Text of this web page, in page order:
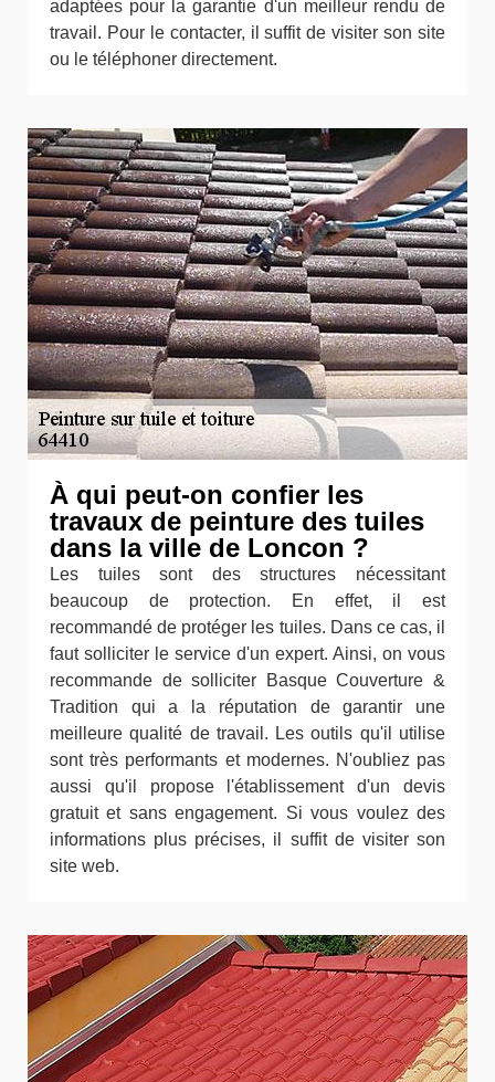
adaptées pour la garantie d'un meilleur rendu de
travail. Pour le contacter, il suffit de visiter son site
ou le téléphoner directement.
À qui peut-on confier les
travaux de peinture des tuiles
dans la ville de Loncon ?
Les tuiles sont des structures nécessitant
beaucoup de protection. En effet, il est
recommandé de protéger les tuiles. Dans ce cas, il
faut solliciter le service d'un expert. Ainsi, on vous
recommande de solliciter Basque Couverture &
Tradition qui a la réputation de garantir une
meilleure qualité de travail. Les outils qu'il utilise
sont très performants et modernes. N'oubliez pas
aussi qu'il propose l'établissement d'un devis
gratuit et sans engagement. Si vous voulez des
informations plus précises, il suffit de visiter son
site web.